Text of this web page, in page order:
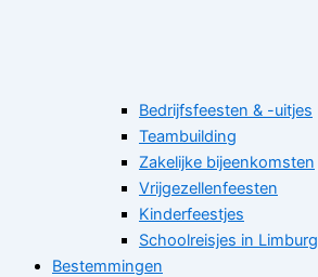
Bedrijfsfeesten & -uitjes
Teambuilding
Zakelijke bijeenkomsten
Vrijgezellenfeesten
Kinderfeestjes
Schoolreisjes in Limburg
Bestemmingen